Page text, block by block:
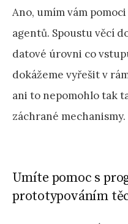
Ano, umím vám
agentů. Spoustu věcí
datové úrovni co
dokážeme vyřešit v
ani to nepomohlo tak
záchrané mechanismy.
Umíte pomoc s
prototypováním